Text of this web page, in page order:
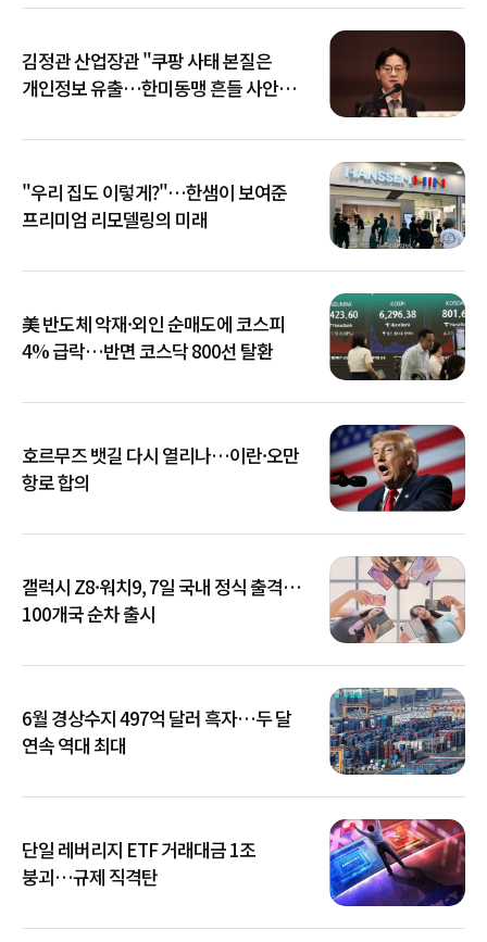
김정관 산업장관 "쿠팡 사태 본질은
개인정보 유출…한미동맹 흔들 사안
"우리 집도 이렇게?"…한샘이 보여준
프리미엄 리모델링의 미래
美 반도체 악재·외인 순매도에 코스피
4% 급락…반면 코스닥 800선 탈환
호르무즈 뱃길 다시 열리나…이란·오만
항로 합의
갤럭시 Z8·워치9, 7일 국내 정식 출격…
100개국 순차 출시
6월 경상수지 497억 달러 흑자…두 달
연속 역대 최대
단일 레버리지 ETF 거래대금 1조
붕괴…규제 직격탄